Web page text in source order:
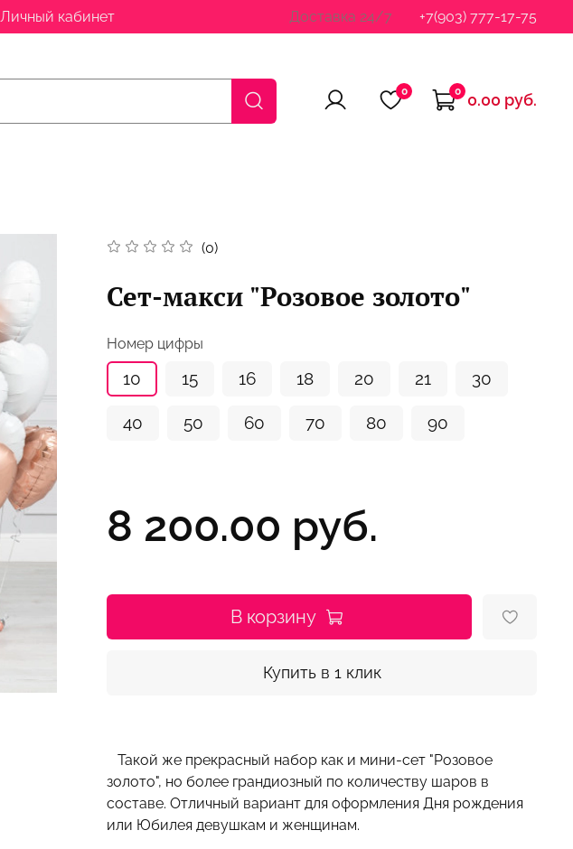
Личный кабинет Доставка 24/7 +7(903) 777-17-75
0 0 0.00 руб.
(0)
Сет-макси "Розовое золото"
Номер цифры
10 15 16 18 20 21 30
40 50 60 70 80 90
8 200.00 руб.
В корзину
Купить в 1 клик
Такой же прекрасный набор как и мини-сет "Розовое
золото", но более грандиозный по количеству шаров в
составе. Отличный вариант для оформления Дня рождения
или Юбилея девушкам и женщинам.